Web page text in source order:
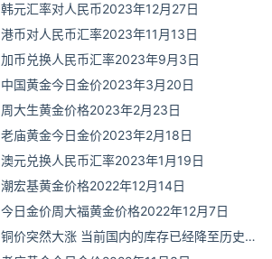
韩元汇率对人民币2023年12月27日
港币对人民币汇率2023年11月13日
加币兑换人民币汇率2023年9月3日
中国黄金今日金价2023年3月20日
周大生黄金价格2023年2月23日
老庙黄金今日金价2023年2月18日
澳元兑换人民币汇率2023年1月19日
潮宏基黄金价格2022年12月14日
今日金价周大福黄金价格2022年12月7日
铜价突然大涨 当前国内的库存已经降至历史低